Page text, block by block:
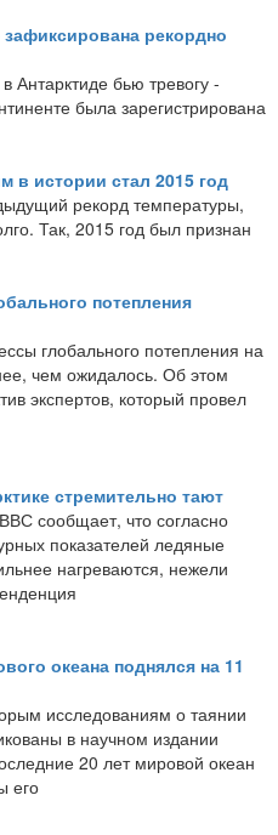
зафиксирована рекордно
Антарктиде бью тревогу -
была зарегистрирована
в истории стал 2015 год
рекорд температуры,
Так, 2015 год был признан
потепления
глобального потепления на
чем ожидалось. Об этом
экспертов, который провел
стремительно тают
сообщает, что согласно
показателей ледяные
нагреваются, нежели
океана поднялся на 11
исследованиям о таянии
в научном издании
20 лет мировой океан
его